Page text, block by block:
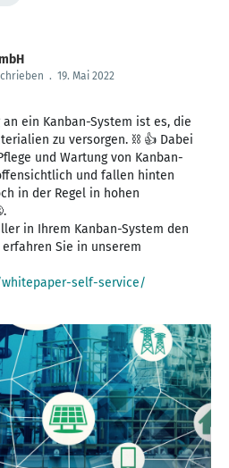
. 19. Mai 2022
ein Kanban-System ist es, die
zu versorgen. ⛓ 👍 Dabei
und Wartung von Kanban-
und fallen hinten
in der Regel in hohen
in Ihrem Kanban-System den
Sie in unserem
self-service/